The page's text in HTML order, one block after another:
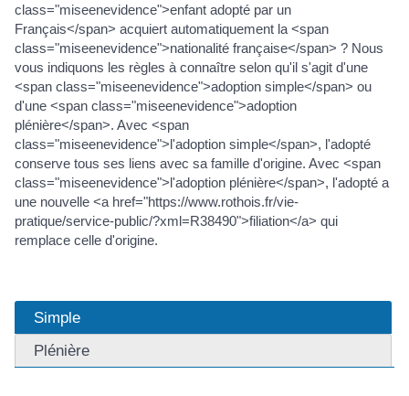
class="miseenevidence">enfant adopté par un
Français</span> acquiert automatiquement la <span
class="miseenevidence">nationalité française</span> ? Nous
vous indiquons les règles à connaître selon qu'il s'agit d'une
<span class="miseenevidence">adoption simple</span> ou
d'une <span class="miseenevidence">adoption
plénière</span>. Avec <span
class="miseenevidence">l'adoption simple</span>, l'adopté
conserve tous ses liens avec sa famille d'origine. Avec <span
class="miseenevidence">l'adoption plénière</span>, l'adopté a
une nouvelle <a href="https://www.rothois.fr/vie-
pratique/service-public/?xml=R38490">filiation</a> qui
remplace celle d'origine.
Simple
Plénière